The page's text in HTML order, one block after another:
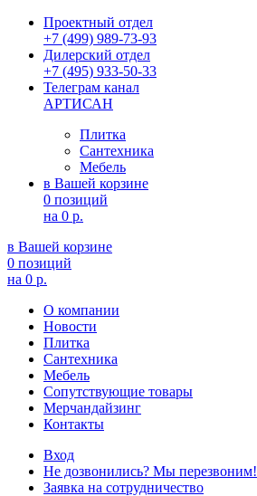
Проектный отдел
+7 (499) 989-73-93
Дилерский отдел
+7 (495) 933-50-33
Телеграм канал
АРТИСАН
Плитка
Сантехника
Мебель
в Вашей корзине
0 позиций
на 0 р.
в Вашей корзине
0 позиций
на 0 р.
О компании
Новости
Плитка
Сантехника
Мебель
Сопутствующие товары
Мерчандайзинг
Контакты
Вход
Не дозвонились? Мы перезвоним!
Заявка на сотрудничество